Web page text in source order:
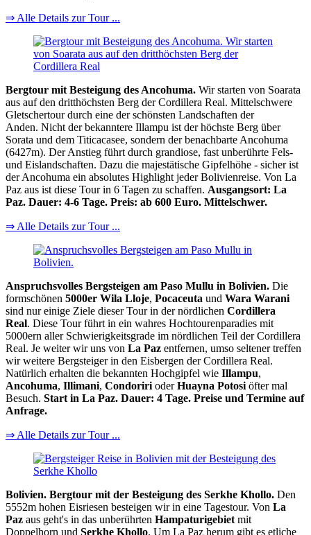
⇒ Alle Details zur Tour ...
Bergtour mit Besteigung des Ancohuma. Wir starten von Soarata
aus auf den dritthöchsten Berg der Cordillera Real. Mittelschwere
Gletschertour durch eine der schönsten Landschaften der
Anden. Nicht der bekanntere Illampu ist der höchste Berg über
Sorata und dem Titicacasee, sondern der benachbarte Ancohuma
(6427m). Der Anstieg führt durch grandiose, fast unberührte Fels-
und Eislandschaften. Dazu die majestätische Gipfelhöhe - sicher ist
der Ancohuma ein absolutes Highlight jeder Bolivienreise. Von La
Paz aus ist diese Tour in 6 Tagen zu schaffen. Ausgangsort: La
Paz. Dauer: 4-6 Tage. Preis: ab 600 Euro. Mittelschwer.
⇒ Alle Details zur Tour ...
Anspruchsvolles Bergsteigen am Paso Mullu in Bolivien. Die
formschönen 5000er Wila Lloje, Pocaceuta und Wara Warani
sind nur einige Ziele dieser Tour in der nördlichen Cordillera
Real. Diese Tour führt in ein wahres Hochtourenparadies mit
5000ern aller Schwierigkeitsgrade im nördlichen Teil der Cordillera
Real. Je weiter wir uns von La Paz entfernen, umso seltener treffen
wir weitere Bergsteiger in den Eisbergen der Cordillera Real.
Natürlich erhalten die bekannten Hochgipfel wie Illampu,
Ancohuma, Illimani, Condoriri oderHuayna Potosi öfter mal
Besuch. Start in La Paz. Dauer: 4 Tage. Preise und Termine auf
Anfrage.
⇒ Alle Details zur Tour ...
Bolivien. Bergtour mit der Besteigung des Serkhe Khollo. Den
5552m hohen Eisriesen besteigen wir in eine Tagestour. Von La
Paz aus geht's in das unberührten Hampaturigebiet mit
Doppelhorn und Serkhe Khollo. Um La Paz herum gibt es etliche